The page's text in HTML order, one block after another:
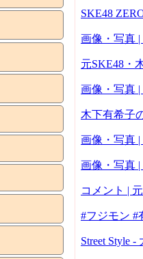
SKE48
画像・写真
元SKE48・
画像・写真
木下有希子
画像・写真
画像・写真
コメント |
#フジモン #
Street Style